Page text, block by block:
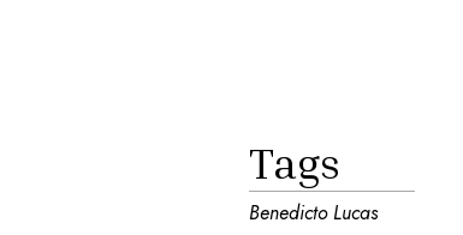
Tags
Benedicto Lucas